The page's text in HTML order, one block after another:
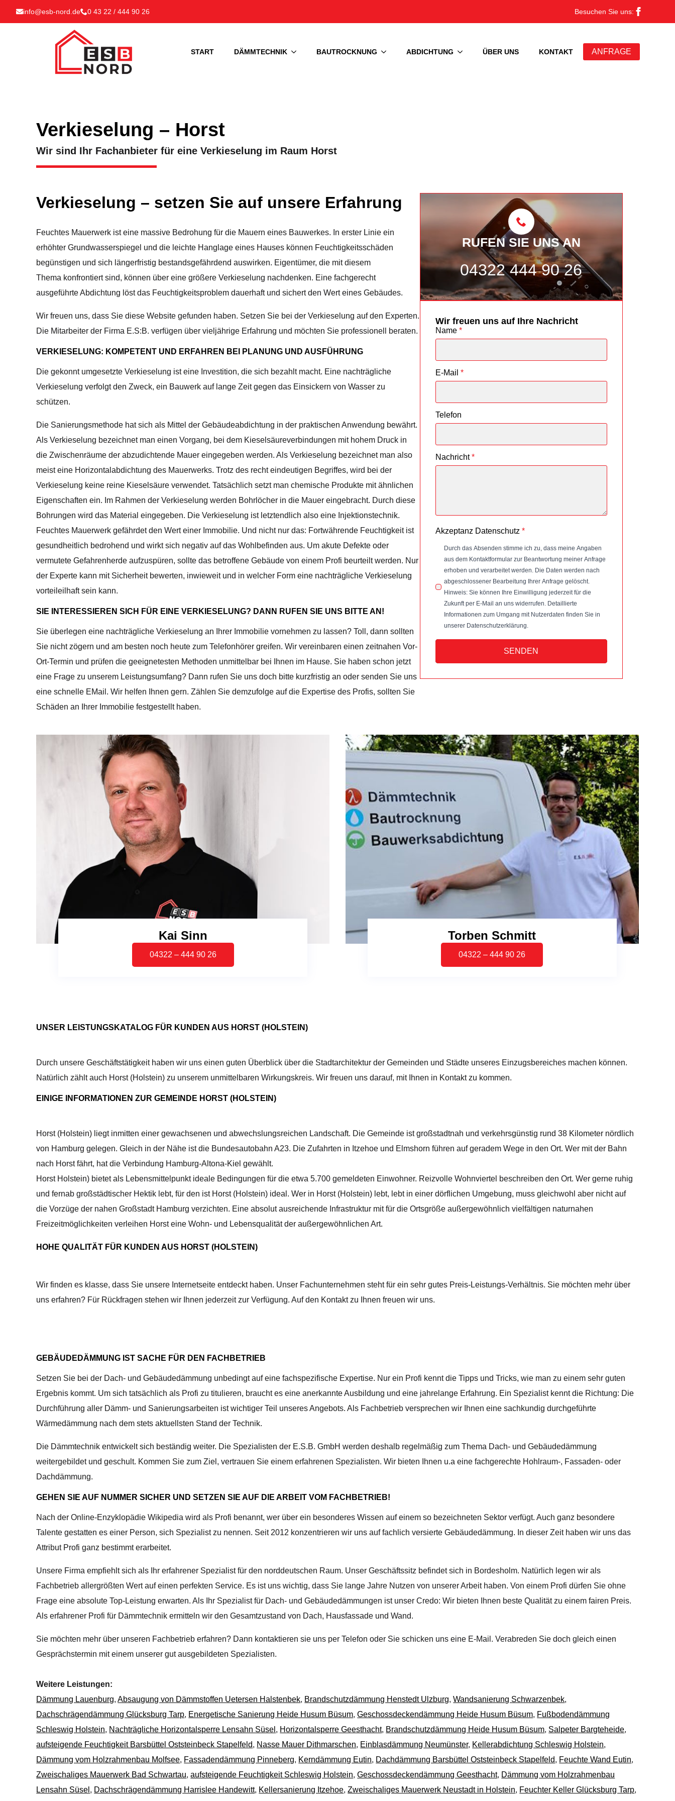
info@esb-nord.de 0 43 22 / 444 90 26 Besuchen Sie uns:
START DÄMMTECHNIK BAUTROCKNUNG ABDICHTUNG ÜBER UNS KONTAKT ANFRAGE
Verkieselung – Horst
Wir sind Ihr Fachanbieter für eine Verkieselung im Raum Horst
Verkieselung – setzen Sie auf unsere Erfahrung
Feuchtes Mauerwerk ist eine massive Bedrohung für die Mauern eines Bauwerkes. In erster Linie ein
erhöhter Grundwasserspiegel und die leichte Hanglage eines Hauses können Feuchtigkeitsschäden
begünstigen und sich längerfristig bestandsgefährdend auswirken. Eigentümer, die mit diesem
Thema konfrontiert sind, können über eine größere Verkieselung nachdenken. Eine fachgerecht
ausgeführte Abdichtung löst das Feuchtigkeitsproblem dauerhaft und sichert den Wert eines Gebäudes.
Wir freuen uns, dass Sie diese Website gefunden haben. Setzen Sie bei der Verkieselung auf den Experten.
Die Mitarbeiter der Firma E.S:B. verfügen über vieljährige Erfahrung und möchten Sie professionell beraten.
VERKIESELUNG: KOMPETENT UND ERFAHREN BEI PLANUNG UND AUSFÜHRUNG
Die gekonnt umgesetzte Verkieselung ist eine Investition, die sich bezahlt macht. Eine nachträgliche
Verkieselung verfolgt den Zweck, ein Bauwerk auf lange Zeit gegen das Einsickern von Wasser zu
schützen.
Die Sanierungsmethode hat sich als Mittel der Gebäudeabdichtung in der praktischen Anwendung bewährt.
Als Verkieselung bezeichnet man einen Vorgang, bei dem Kieselsäureverbindungen mit hohem Druck in
die Zwischenräume der abzudichtende Mauer eingegeben werden. Als Verkieselung bezeichnet man also
meist eine Horizontalabdichtung des Mauerwerks. Trotz des recht eindeutigen Begriffes, wird bei der
Verkieselung keine reine Kieselsäure verwendet. Tatsächlich setzt man chemische Produkte mit ähnlichen
Eigenschaften ein. Im Rahmen der Verkieselung werden Bohrlöcher in die Mauer eingebracht. Durch diese
Bohrungen wird das Material eingegeben. Die Verkieselung ist letztendlich also eine Injektionstechnik.
Feuchtes Mauerwerk gefährdet den Wert einer Immobilie. Und nicht nur das: Fortwährende Feuchtigkeit ist
gesundheitlich bedrohend und wirkt sich negativ auf das Wohlbefinden aus. Um akute Defekte oder
vermutete Gefahrenherde aufzuspüren, sollte das betroffene Gebäude von einem Profi beurteilt werden. Nur
der Experte kann mit Sicherheit bewerten, inwieweit und in welcher Form eine nachträgliche Verkieselung
vorteileilhaft sein kann.
SIE INTERESSIEREN SICH FÜR EINE VERKIESELUNG? DANN RUFEN SIE UNS BITTE AN!
Sie überlegen eine nachträgliche Verkieselung an Ihrer Immobilie vornehmen zu lassen? Toll, dann sollten
Sie nicht zögern und am besten noch heute zum Telefonhörer greifen. Wir vereinbaren einen zeitnahen Vor-
Ort-Termin und prüfen die geeignetesten Methoden unmittelbar bei Ihnen im Hause. Sie haben schon jetzt
eine Frage zu unserem Leistungsumfang? Dann rufen Sie uns doch bitte kurzfristig an oder senden Sie uns
eine schnelle EMail. Wir helfen Ihnen gern. Zählen Sie demzufolge auf die Expertise des Profis, sollten Sie
Schäden an Ihrer Immobilie festgestellt haben.
RUFEN SIE UNS AN
04322 444 90 26
Wir freuen uns auf Ihre Nachricht
Name *
E-Mail *
Telefon
Nachricht *
Akzeptanz Datenschutz *
Durch das Absenden stimme ich zu, dass meine Angaben
aus dem Kontaktformular zur Beantwortung meiner Anfrage
erhoben und verarbeitet werden. Die Daten werden nach
abgeschlossener Bearbeitung Ihrer Anfrage gelöscht.
Hinweis: Sie können Ihre Einwilligung jederzeit für die
Zukunft per E-Mail an uns widerrufen. Detaillierte
Informationen zum Umgang mit Nutzerdaten finden Sie in
unserer Datenschutzerklärung.
SENDEN
Kai Sinn
04322 – 444 90 26
Torben Schmitt
04322 – 444 90 26
UNSER LEISTUNGSKATALOG FÜR KUNDEN AUS HORST (HOLSTEIN)
Durch unsere Geschäftstätigkeit haben wir uns einen guten Überblick über die Stadtarchitektur der Gemeinden und Städte unseres Einzugsbereiches machen können.
Natürlich zählt auch Horst (Holstein) zu unserem unmittelbaren Wirkungskreis. Wir freuen uns darauf, mit Ihnen in Kontakt zu kommen.
EINIGE INFORMATIONEN ZUR GEMEINDE HORST (HOLSTEIN)
Horst (Holstein) liegt inmitten einer gewachsenen und abwechslungsreichen Landschaft. Die Gemeinde ist großstadtnah und verkehrsgünstig rund 38 Kilometer nördlich
von Hamburg gelegen. Gleich in der Nähe ist die Bundesautobahn A23. Die Zufahrten in Itzehoe und Elmshorn führen auf geradem Wege in den Ort. Wer mit der Bahn
nach Horst fährt, hat die Verbindung Hamburg-Altona-Kiel gewählt.
Horst Holstein) bietet als Lebensmittelpunkt ideale Bedingungen für die etwa 5.700 gemeldeten Einwohner. Reizvolle Wohnviertel beschreiben den Ort. Wer gerne ruhig
und fernab großstädtischer Hektik lebt, für den ist Horst (Holstein) ideal. Wer in Horst (Holstein) lebt, lebt in einer dörflichen Umgebung, muss gleichwohl aber nicht auf
die Vorzüge der nahen Großstadt Hamburg verzichten. Eine absolut ausreichende Infrastruktur mit für die Ortsgröße außergewöhnlich vielfältigen naturnahen
Freizeitmöglichkeiten verleihen Horst eine Wohn- und Lebensqualität der außergewöhnlichen Art.
HOHE QUALITÄT FÜR KUNDEN AUS HORST (HOLSTEIN)
Wir finden es klasse, dass Sie unsere Internetseite entdeckt haben. Unser Fachunternehmen steht für ein sehr gutes Preis-Leistungs-Verhältnis. Sie möchten mehr über
uns erfahren? Für Rückfragen stehen wir Ihnen jederzeit zur Verfügung. Auf den Kontakt zu Ihnen freuen wir uns.
GEBÄUDEDÄMMUNG IST SACHE FÜR DEN FACHBETRIEB
Setzen Sie bei der Dach- und Gebäudedämmung unbedingt auf eine fachspezifische Expertise. Nur ein Profi kennt die Tipps und Tricks, wie man zu einem sehr guten
Ergebnis kommt. Um sich tatsächlich als Profi zu titulieren, braucht es eine anerkannte Ausbildung und eine jahrelange Erfahrung. Ein Spezialist kennt die Richtung: Die
Durchführung aller Dämm- und Sanierungsarbeiten ist wichtiger Teil unseres Angebots. Als Fachbetrieb versprechen wir Ihnen eine sachkundig durchgeführte
Wärmedämmung nach dem stets aktuellsten Stand der Technik.
Die Dämmtechnik entwickelt sich beständig weiter. Die Spezialisten der E.S.B. GmbH werden deshalb regelmäßig zum Thema Dach- und Gebäudedämmung
weitergebildet und geschult. Kommen Sie zum Ziel, vertrauen Sie einem erfahrenen Spezialisten. Wir bieten Ihnen u.a eine fachgerechte Hohlraum-, Fassaden- oder
Dachdämmung.
GEHEN SIE AUF NUMMER SICHER UND SETZEN SIE AUF DIE ARBEIT VOM FACHBETRIEB!
Nach der Online-Enzyklopädie Wikipedia wird als Profi benannt, wer über ein besonderes Wissen auf einem so bezeichneten Sektor verfügt. Auch ganz besondere
Talente gestatten es einer Person, sich Spezialist zu nennen. Seit 2012 konzentrieren wir uns auf fachlich versierte Gebäudedämmung. In dieser Zeit haben wir uns das
Attribut Profi ganz bestimmt erarbeitet.
Unsere Firma empfiehlt sich als Ihr erfahrener Spezialist für den norddeutschen Raum. Unser Geschäftssitz befindet sich in Bordesholm. Natürlich legen wir als
Fachbetrieb allergrößten Wert auf einen perfekten Service. Es ist uns wichtig, dass Sie lange Jahre Nutzen von unserer Arbeit haben. Von einem Profi dürfen Sie ohne
Frage eine absolute Top-Leistung erwarten. Als Ihr Spezialist für Dach- und Gebäudedämmungen ist unser Credo: Wir bieten Ihnen beste Qualität zu einem fairen Preis.
Als erfahrener Profi für Dämmtechnik ermitteln wir den Gesamtzustand von Dach, Hausfassade und Wand.
Sie möchten mehr über unseren Fachbetrieb erfahren? Dann kontaktieren sie uns per Telefon oder Sie schicken uns eine E-Mail. Verabreden Sie doch gleich einen
Gesprächstermin mit einem unserer gut ausgebildeten Spezialisten.
Weitere Leistungen:
Dämmung Lauenburg,Absaugung von Dämmstoffen Uetersen Halstenbek, Brandschutzdämmung Henstedt Ulzburg,Wandsanierung Schwarzenbek,
Dachschrägendämmung Glücksburg Tarp, Energetische Sanierung Heide Husum Büsum,Geschossdeckendämmung Heide Husum Büsum, Fußbodendämmung
Schleswig Holstein, Nachträgliche Horizontalsperre Lensahn Süsel , Horizontalsperre Geesthacht, Brandschutzdämmung Heide Husum Büsum, Salpeter Bargteheide,
aufsteigende Feuchtigkeit Barsbüttel Oststeinbeck Stapelfeld, Nasse Mauer Dithmarschen, Einblasdämmung Neumünster, Kellerabdichtung Schleswig Holstein,
Dämmung vom Holzrahmenbau Molfsee, Fassadendämmung Pinneberg, Kerndämmung Eutin, Dachdämmung Barsbüttel Oststeinbeck Stapelfeld, Feuchte Wand Eutin,
Zweischaliges Mauerwerk Bad Schwartau,aufsteigende Feuchtigkeit Schleswig Holstein,Geschossdeckendämmung Geesthacht, Dämmung vom Holzrahmenbau
Lensahn Süsel , Dachschrägendämmung Harrislee Handewitt, Kellersanierung Itzehoe,Zweischaliges Mauerwerk Neustadt in Holstein, Feuchter Keller Glücksburg Tarp,